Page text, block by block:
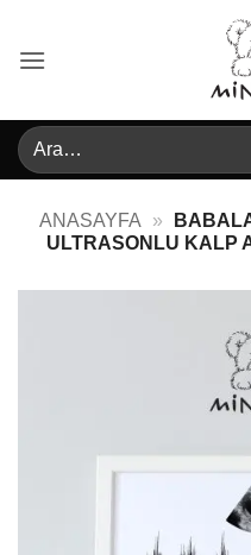
Ara:
ANASAYFA »
ULTRASONLU KALP